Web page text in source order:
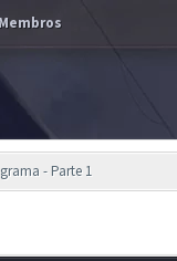
Membros
- Parte 1